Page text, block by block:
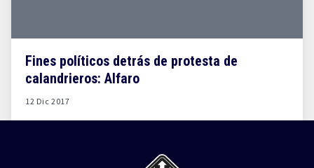
Fines políticos detrás de protesta de
calandrieros: Alfaro
12 Dic 2017